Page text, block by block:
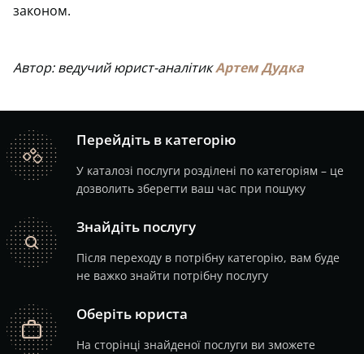
законом.
Автор: ведучий юрист-аналітикАртем Дудка
catalog
Перейдіть в категорію
У каталозі послуги розділені по категоріям – це
дозволить зберегти ваш час при пошуку
search
Знайдіть послугу
Після переходу в потрібну категорію, вам буде
не важко знайти потрібну послугу
job
Оберіть юриста
На сторінці знайденої послуги ви зможете